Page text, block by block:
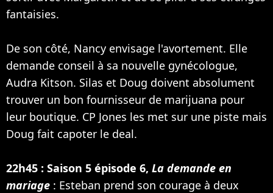
fantaisies.
De son côté, Nancy envisage l'avortement. Elle
demande conseil à sa nouvelle gynécologue,
Audra Kitson. Silas et Doug doivent absolument
trouver un bon fournisseur de marijuana pour
leur boutique. CP Jones les met sur une piste mais
Doug fait capoter le deal.
22h45 : Saison 5 épisode 6, La demande en
mariage : Esteban prend son courage à deux